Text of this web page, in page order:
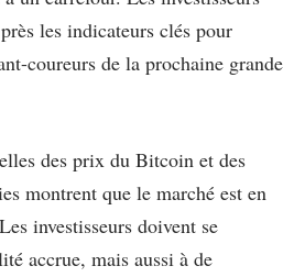
les indicateurs clés pour
coureurs de la prochaine grande
des prix du Bitcoin et des
montrent que le marché est en
investisseurs doivent se
accrue, mais aussi à de